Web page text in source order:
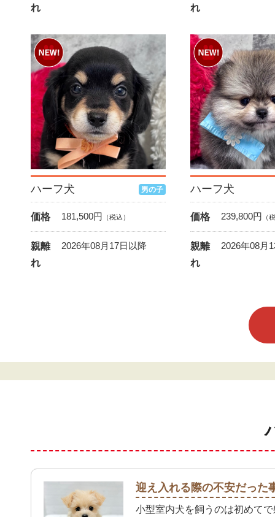
れ
れ
ハーフ犬 男の子
価格 181,500円 （税込）
親離
れ
2026年08月17日以降
ハーフ犬
価格 239,800円 （
親離
れ
2026年08月
迎え入れる際の不安だった
小型室内犬を飼うのは初めて